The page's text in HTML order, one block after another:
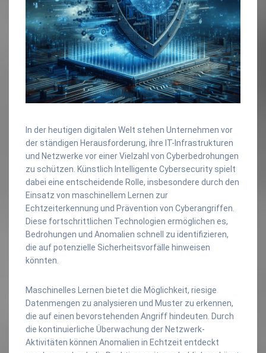
In der heutigen digitalen Welt stehen Unternehmen vor
der ständigen Herausforderung, ihre IT-Infrastrukturen
und Netzwerke vor einer Vielzahl von Cyberbedrohungen
zu schützen. Künstlich Intelligente Cybersecurity spielt
dabei eine entscheidende Rolle, insbesondere durch den
Einsatz von maschinellem Lernen zur
Echtzeiterkennung und Prävention von Cyberangriffen.
Diese fortschrittlichen Technologien ermöglichen es,
Bedrohungen und Anomalien schnell zu identifizieren,
die auf potenzielle Sicherheitsvorfälle hinweisen
könnten.
Maschinelles Lernen bietet die Möglichkeit, riesige
Datenmengen zu analysieren und Muster zu erkennen,
die auf einen bevorstehenden Angriff hindeuten. Durch
die kontinuierliche Überwachung der Netzwerk-
Aktivitäten können Anomalien in Echtzeit entdeckt